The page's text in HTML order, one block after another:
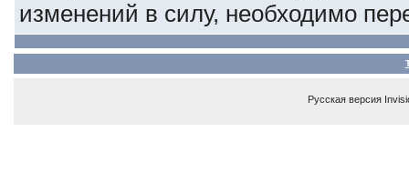
изменений в силу, необходимо
Русская версия